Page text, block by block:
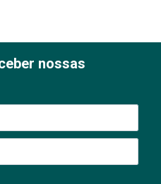
nossas